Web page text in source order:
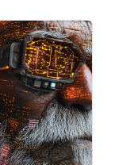
Rules. Then Break